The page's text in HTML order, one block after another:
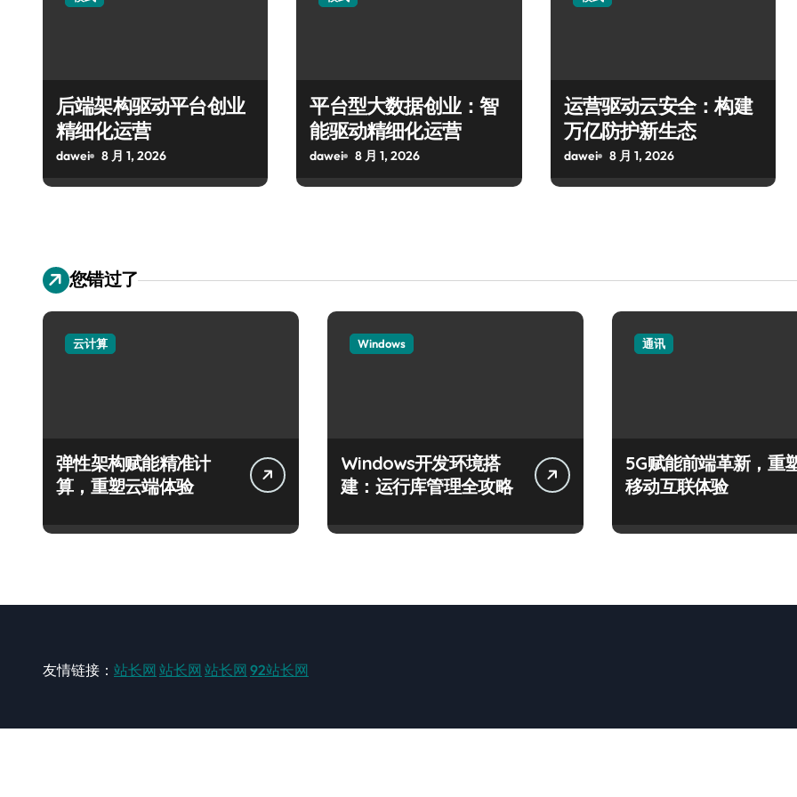
后端架构驱动平台创业
精细化运营
dawei 8 月 1, 2026
平台型大数据创业：智
能驱动精细化运营
dawei 8 月 1, 2026
运营驱动云安全：构建
万亿防护新生态
dawei 8 月 1, 2026
您错过了
云计算
弹性架构赋能精准计
算，重塑云端体验
Windows
Windows开发环境搭
建：运行库管理全攻略
通讯
5G赋能前端革新，重
移动互联体验
友情链接： 站长网 站长网 站长网 92站长网